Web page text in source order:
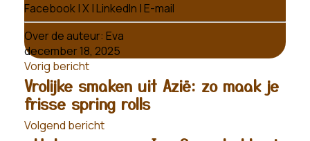
Facebook|X|LinkedIn |E-mail
Over de auteur: Eva
december 18, 2025
Vorig bericht
Vrolijke smaken uit Azië: zo maak je
frisse spring rolls
Volgend bericht